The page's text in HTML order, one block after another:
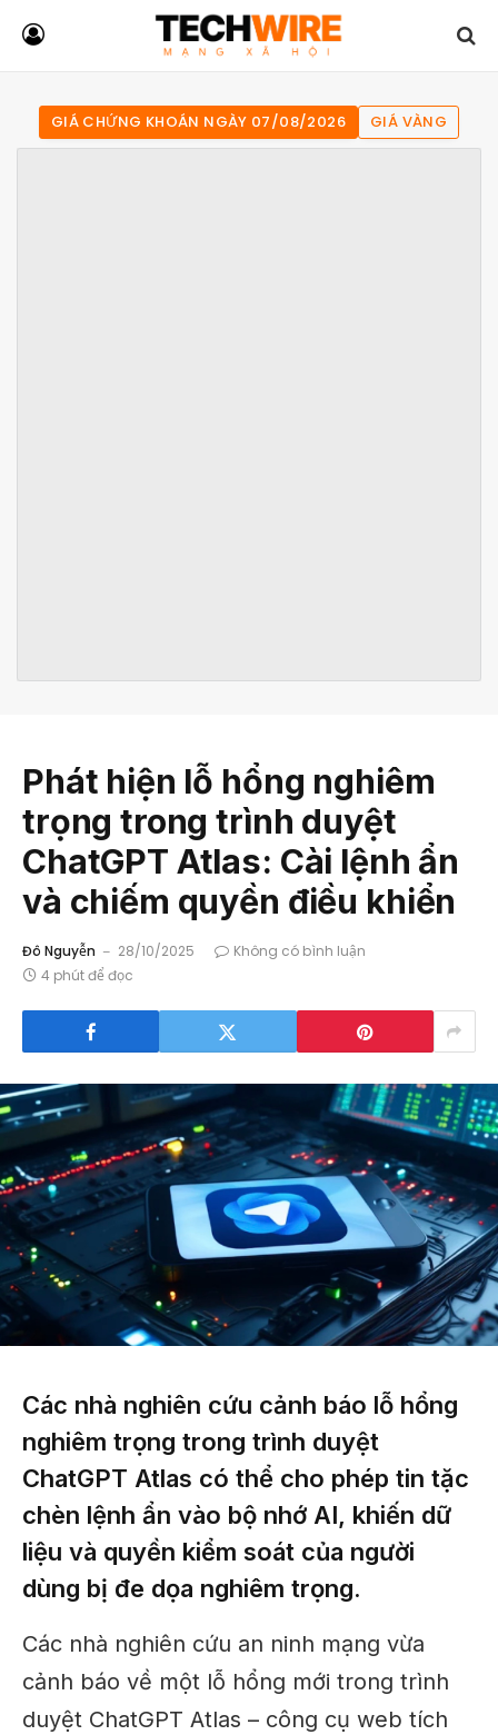
GIÁ CHỨNG KHOÁN NGÀY 07/08/2026 GIÁ VÀNG
Phát hiện lỗ hổng nghiêm
trọng trong trình duyệt
ChatGPT Atlas: Cài lệnh ẩn
và chiếm quyền điều khiển
Đô Nguyễn 28/10/2025
Không có bình luận
4 phút để đọc
Các nhà nghiên cứu cảnh báo lỗ hổng
nghiêm trọng trong trình duyệt
ChatGPT Atlas có thể cho phép tin tặc
chèn lệnh ẩn vào bộ nhớ AI, khiến dữ
liệu và quyền kiểm soát của người
dùng bị đe dọa nghiêm trọng.
Các nhà nghiên cứu an ninh mạng vừa
cảnh báo về một lỗ hổng mới trong trình
duyệt ChatGPT Atlas – công cụ web tích